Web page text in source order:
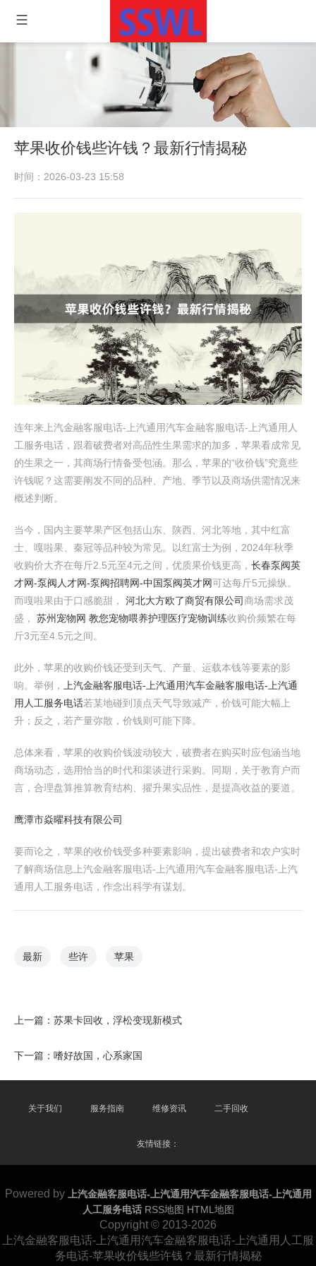
苹果收价钱些许钱？最新行情揭秘
时间：2026-03-23 15:58
连年来上汽金融客服电话-上汽通用汽车金融客服电话-上汽通用人
工服务电话，跟着破费者对高品性生果需求的加多，苹果看成常见
的生果之一，其商场行情备受包涵。那么，苹果的“收价钱”究竟些
许钱呢？这需要阐发不同的品种、产地、季节以及商场供需情况来
概述判断。
当今，国内主要苹果产区包括山东、陕西、河北等地，其中红富
士、嘎啦果、秦冠等品种较为常见。以红富士为例，2024年秋季
收购价大齐在每斤2.5元至4元之间，优质果价钱更高， 长春泵阀英
才网-泵阀人才网-泵阀招聘网-中国泵阀英才网可达每斤5元操纵。
而嘎啦果由于口感脆甜， 河北大方欧了商贸有限公司商场需求茂
盛， 苏州宠物网 教您宠物喂养护理医疗宠物训练收购价频繁在每
斤3元至4.5元之间。
此外，苹果的收购价钱还受到天气、产量、运载本钱等要素的影
响。举例，
上汽金融客服电话-上汽通用汽车金融客服电话-上汽通
用人工服务电话若某地碰到顶点天气导致减产，价钱可能大幅上
升；反之，若产量弥散，价钱则可能下降。
总体来看，苹果的收购价钱波动较大，破费者在购买时应包涵当地
商场动态，选用恰当的时代和渠谈进行采购。同期，关于教育户而
言，合理盘算推算教育结构、擢升果实品性，是提高收益的要道。
鹰潭市焱曜科技有限公司
要而论之，苹果的收价钱受多种要素影响，提出破费者和农户实时
了解商场信息上汽金融客服电话-上汽通用汽车金融客服电话-上汽
通用人工服务电话，作念出科学有谋划。
最新 些许 苹果
上一篇： 苏果卡回收，浮松变现新模式
下一篇： 嗜好故国，心系家国
关于我们 服务指南 维修资讯 二手回收
友情链接：
Powered by
上汽金融客服电话-上汽通用汽车金融客服电话-上汽通用
人工服务电话 RSS地图 HTML地图
Copyright © 2013-2026
上汽金融客服电话-上汽通用汽车金融客服电话-上汽通用人工服
务电话-苹果收价钱些许钱？最新行情揭秘